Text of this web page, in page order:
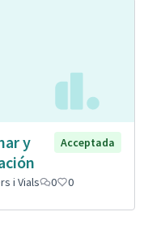
y
Acceptada
i Vials 0 0